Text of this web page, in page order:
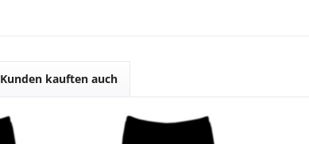
Kunden kauften auch